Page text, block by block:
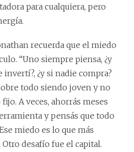
para cualquiera, pero
recuerda que el miedo
“Uno siempre piensa, ¿y
¿y si nadie compra?
todo siendo joven y no
A veces, ahorrás meses
y pensás que todo
miedo es lo que más
desafío fue el capital.